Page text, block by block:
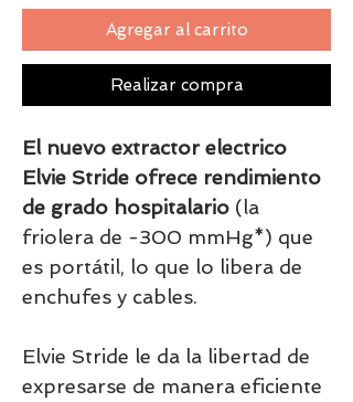
Agregar al carrito
Realizar compra
El nuevo extractor electrico
Elvie Stride ofrece rendimiento
de grado hospitalario (la
friolera de -300 mmHg*) que
es portátil, lo que lo libera de
enchufes y cables.
Elvie Stride le da la libertad de
expresarse de manera eficiente